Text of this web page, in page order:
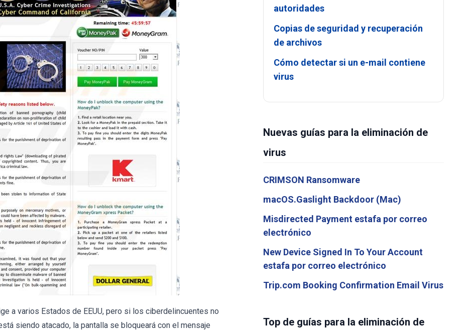
a varios Estados de EEUU, pero si los ciberdelincuentes no
siendo atacado, la pantalla se bloqueará con el mensaje
autoridades
Copias de seguridad y recuperación
de archivos
Cómo detectar si un e-mail contiene
virus
Nuevas guías para la eliminación de
virus
CRIMSON Ransomware
macOS.Gaslight Backdoor (Mac)
Misdirected Payment estafa por correo
electrónico
New Device Signed In To Your Account
estafa por correo electrónico
Trip.com Booking Confirmation Email Virus
Top de guías para la eliminación de